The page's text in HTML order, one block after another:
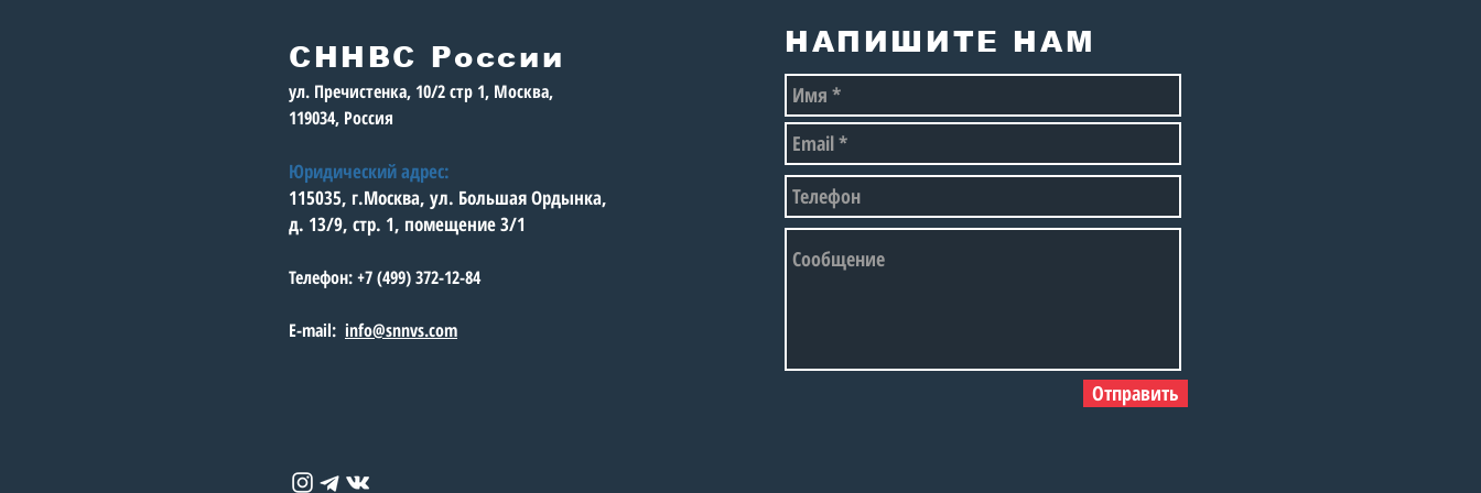
75-летним юбилеем!
СННВС России
ул. Пречистенка, 10/2 стр 1, Москва,
119034, Россия
Юридический адрес:
115035, г.Москва, ул. Большая Ордынка,
д. 13/9, стр. 1, помещение 3/1
Телефон: +7 (499) 372-12-84
E-mail: info@snnvs.com
НАПИШИТЕ НАМ
Отправить